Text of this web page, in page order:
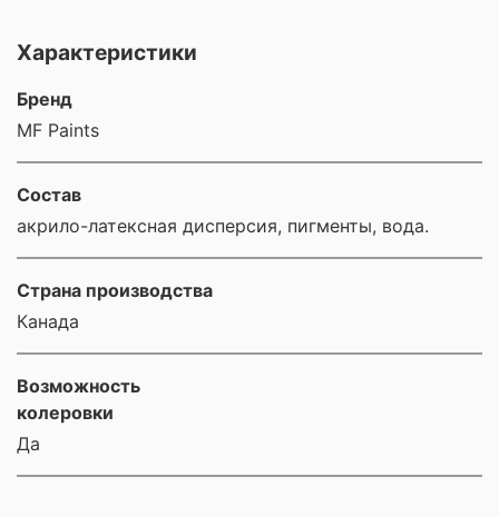
Характеристики
Бренд
MF Paints
Состав
акрило-латексная дисперсия, пигменты, вода.
Страна производства
Канада
Возможность
колеровки
Да